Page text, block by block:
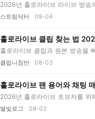
2026년 홀로라이브 라이브 방송
해...
스트림닥터 08-04
홀로라이브 클립 찾는 법
홀로라이브 클립과 원본 방송을
용...
클립나침반 08-03
홀로라이브 팬 용어와 채팅
2026년 홀로라이브 초보자를 위
없...
별빛로그 08-02